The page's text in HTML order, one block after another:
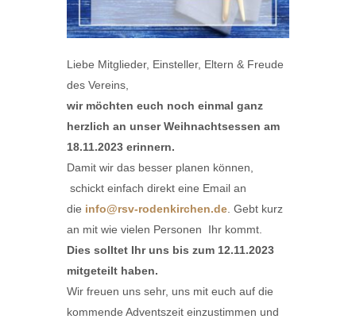
Liebe Mitglieder, Einsteller, Eltern & Freude
des Vereins,
wir möchten euch noch einmal ganz
herzlich an unser Weihnachtsessen am
18.11.2023 erinnern.
Damit wir das besser planen können,
schickt einfach direkt eine Email an
die info@rsv-rodenkirchen.de . Gebt kurz
an mit wie vielen Personen Ihr kommt.
Dies solltet Ihr uns bis zum 12.11.2023
mitgeteilt haben.
Wir freuen uns sehr, uns mit euch auf die
kommende Adventszeit einzustimmen und